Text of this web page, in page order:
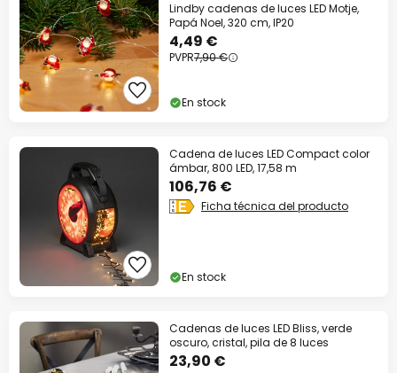
Lindby cadenas de luces LED Motje,
Papá Noel, 320 cm, IP20
4,49 €
PVPR7,90 €
En stock
Cadena de luces LED Compact color
ámbar, 800 LED, 17,58 m
106,76 €
Ficha técnica del producto
En stock
Cadenas de luces LED Bliss, verde
oscuro, cristal, pila de 8 luces
23,90 €